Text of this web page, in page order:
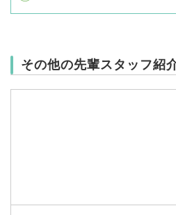
その他の先輩スタッフ紹